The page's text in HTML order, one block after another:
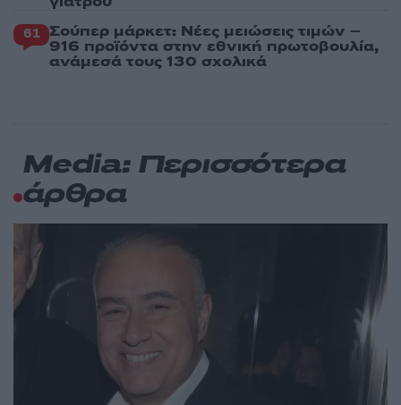
61 Σούπερ μάρκετ: Νέες μειώσεις τιμών –
916 προϊόντα στην εθνική πρωτοβουλία,
ανάμεσά τους 130 σχολικά
Media: Περισσότερα
άρθρα